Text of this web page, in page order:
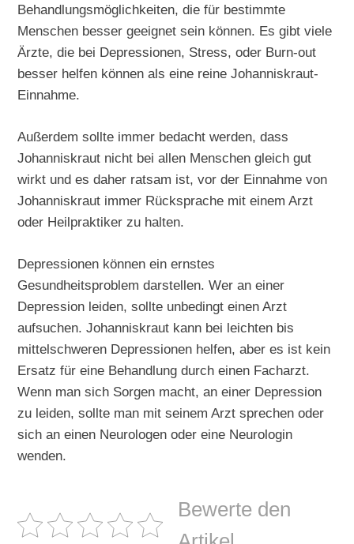
Behandlungsmöglichkeiten, die für bestimmte
Menschen besser geeignet sein können. Es gibt viele
Ärzte, die bei Depressionen, Stress, oder Burn-out
besser helfen können als eine reine Johanniskraut-
Einnahme.
Außerdem sollte immer bedacht werden, dass
Johanniskraut nicht bei allen Menschen gleich gut
wirkt und es daher ratsam ist, vor der Einnahme von
Johanniskraut immer Rücksprache mit einem Arzt
oder Heilpraktiker zu halten.
Depressionen können ein ernstes
Gesundheitsproblem darstellen. Wer an einer
Depression leiden, sollte unbedingt einen Arzt
aufsuchen. Johanniskraut kann bei leichten bis
mittelschweren Depressionen helfen, aber es ist kein
Ersatz für eine Behandlung durch einen Facharzt.
Wenn man sich Sorgen macht, an einer Depression
zu leiden, sollte man mit seinem Arzt sprechen oder
sich an einen Neurologen oder eine Neurologin
wenden.
Bewerte den